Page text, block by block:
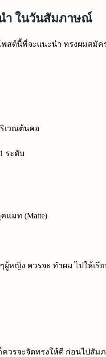
ำ ในวันสัมภาษณ์
สต์นี้พี่จะแนะนำ ทรงผมสมั
เวณต้นคอ
ระดับ
แมท (Matte)
หญิง ควรจะ ทำผม ไปให้เ
วรจะจัดทรงให้ดี ก่อนไปสัม